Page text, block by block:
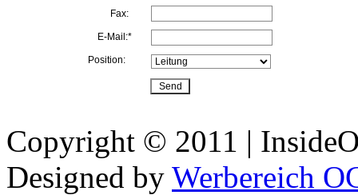
E-Mail:*
Fax:
Position:
Copyright © 2011 |
Designed by Werbereich